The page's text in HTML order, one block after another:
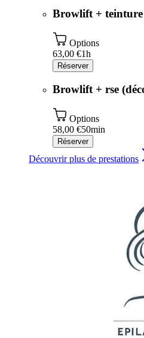
Browlift + teinture
Options
63,00 €1h
Réserver
Browlift + rse
Options
58,00 €50min
Réserver
Découvrir plus de prestations